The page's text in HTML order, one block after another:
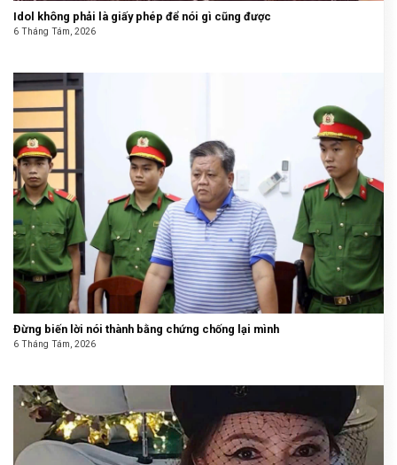
Idol không phải là giấy phép để nói gì cũng được
6 Tháng Tám, 2026
Đừng biến lời nói thành bằng chứng chống lại mình
6 Tháng Tám, 2026